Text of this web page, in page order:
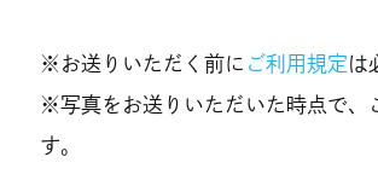
※お送りいただく前に ご利用規定は
※写真をお送りいただいた時点で、
す。